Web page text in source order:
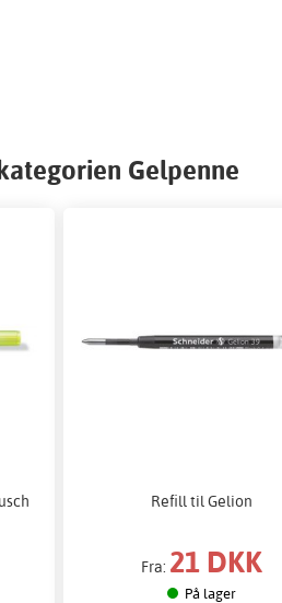
Gelpenne
Refill til Gelion
Fra: 21 DKK
På lager